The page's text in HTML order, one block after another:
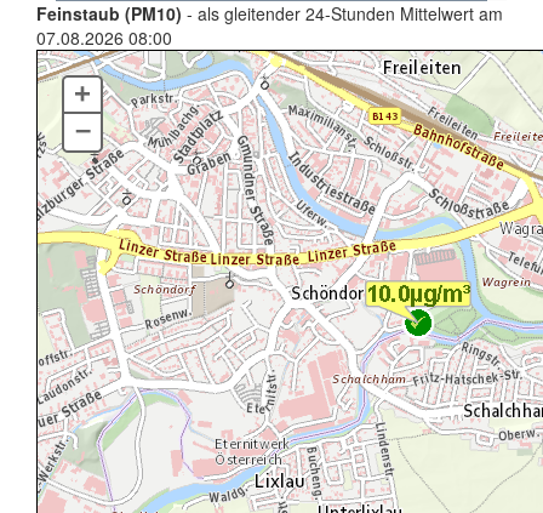
Feinstaub (PM10) - als gleitender 24-Stunden Mittelwert am
07.08.2026 08:00
+
–